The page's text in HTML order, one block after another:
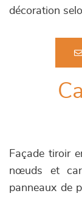
décoration
Façade tiroir
nœuds et
panneaux de